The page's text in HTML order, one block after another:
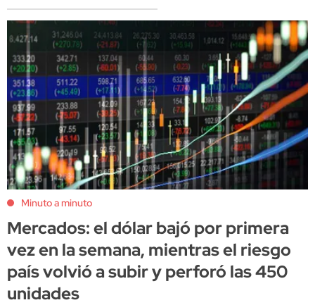
Minuto a minuto
Mercados: el dólar bajó por primera
vez en la semana, mientras el riesgo
país volvió a subir y perforó las 450
unidades